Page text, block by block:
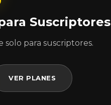
Suscriptores
solo para suscriptores.
VER PLANES